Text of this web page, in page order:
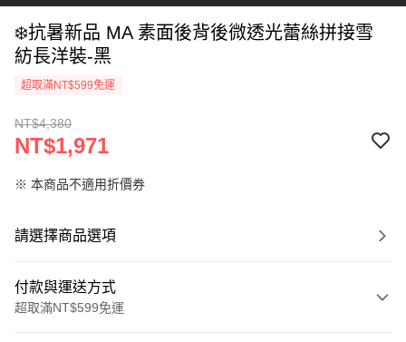
❄️抗暑新品 MA 素面後背後微透光蕾絲拼接雪
紡長洋裝-黑
超取滿NT$599免運
NT$4,380
NT$1,971
※ 本商品不適用折價券
請選擇商品選項
付款與運送方式
超取滿NT$599免運